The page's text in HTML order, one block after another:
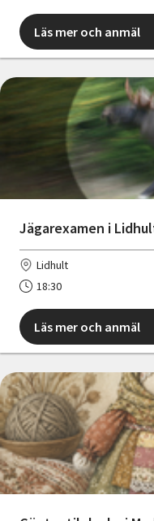
Läs mer och anmäl
Jägarexamen i
Lidhult
18:30
Läs mer och anmäl